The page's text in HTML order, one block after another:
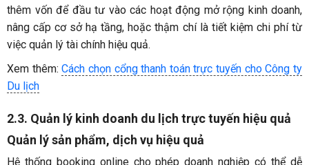
thêm vốn để đầu tư vào các hoạt động mở rộng kinh doanh,
nâng cấp cơ sở hạ tầng, hoặc thậm chí là tiết kiệm chi phí từ
việc quản lý tài chính hiệu quả.
Xem thêm:Cách chọn cổng thanh toán trực tuyến cho Công ty
Du lịch
2.3. Quản lý kinh doanh du lịch trực tuyến hiệu quả
Quản lý sản phẩm, dịch vụ hiệu quả
Hệ thống booking online cho phép doanh nghiệp có thể dễ